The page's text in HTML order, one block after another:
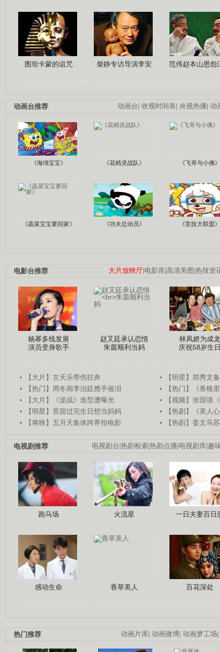
图坦卡蒙的诅咒 柴静专访导演李安 范伟赵本山恩怨
动画台| 收视时间表| 央视热播| 动
动画台推荐
《海绵宝宝》 《花精灵战队》 《飞哥与小佛》
《蔬菜宝宝要回家》 《功夫总动员》 《竞技大联盟》
大片放映厅|电影库|高清美图 |热辣资
电影台推荐
杨幂多线发展
演员变身歌手
赵又廷承认恋情
朱茵顺利当妈
林凤娇为成龙
庆祝58岁生
【大片】古天乐带伤狂奔
【明星】郑秀文
【热门】周冬雨李治廷携手催泪
【热门】《香格
【大片】《逆战》造型遭曝光
【视频】张国强
【明星】景甜过完生日想当妈妈
【热剧】《美人
【将映】五月天集体跨界拍电影
【热剧】姜文马
电视剧台|热剧检索|热剧点播|电视剧库|趣
电视剧推荐
跑马场 火流星 一日夫妻百日
感动生命 香草美人 百花深处
动画片库| 动画微博| 动画梦工场|
热门推荐